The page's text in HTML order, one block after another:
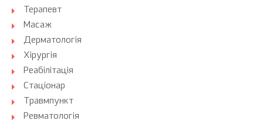
Терапевт
Масаж
Дерматологія
Хірургія
Реабілітація
Стаціонар
Травмпункт
Ревматологія